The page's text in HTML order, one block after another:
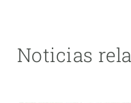
Noticias